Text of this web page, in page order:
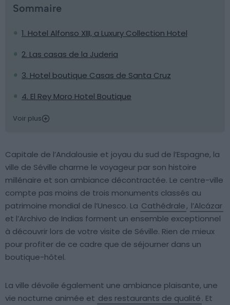
Sommaire
1. Hotel Alfonso XIII, a Luxury Collection Hotel
2. Las casas de la Juderia
3. Hotel boutique Casas de Santa Cruz
4. El Rey Moro Hotel Boutique
Voir plus
Capitale de l’Andalousie et joyau du sud de l’Espagne, la
ville de Séville charme le voyageur par son histoire
millénaire et son ambiance décontractée. Le centre-ville
compte pas moins de trois monuments classés au
patrimoine mondial de l’Unesco. La Cathédrale, l’Alcázar
et l’Archivo de Indias forment un ensemble exceptionnel
à découvrir lors de votre visite de Séville. Rien de mieux
pour profiter de ce cadre que de séjourner dans un
boutique-hôtel.
La ville dévoile également une ambiance plaisante, une
vie nocturne animée et des restaurants de qualité. Et